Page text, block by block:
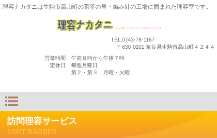
理容ナカタニは生駒市高山町の茶筌の里・編み針の工場に囲まれた理容室です。
TEL.0743-78-1167
〒630-0101 奈良県生駒市高山町４２４４
営業時間 午前８時から午後７時
定休日 毎週月曜日
第２・第３ 月曜・火曜
訪問理容サービス
VISIT BARBER